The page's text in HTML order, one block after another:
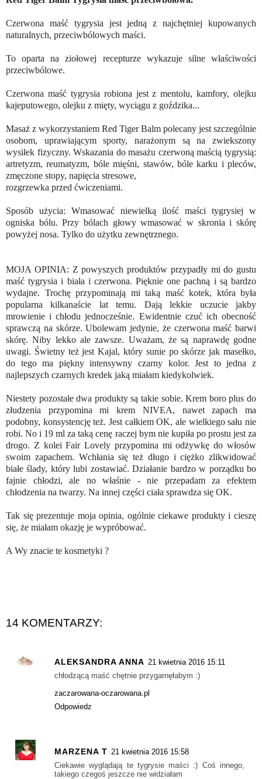
Czerwona maść tygrysia jest jedną z najchętniej kupowanych
naturalnych, przeciwbólowych maści.
To oparta na ziołowej recepturze wykazuje silne właściwości
przeciwbólowe.
Czerwona maść tygrysia robiona jest z mentolu, kamfory, olejku
kajeputowego, olejku z mięty, wyciągu z goździka...
Masaż z wykorzystaniem Red Tiger Balm polecany jest szczególnie
osobom, uprawiającym sporty, narażonym są na zwiekszony
wysiłek fizyczny. Wskazania do masażu czerwoną maścią tygrysią:
artretyzm, reumatyzm, bóle mięśni, stawów, bóle karku i pleców,
zmęczone stopy, napięcia stresowe,
rozgrzewka przed ćwiczeniami.
Sposób użycia: Wmasować niewielką ilość maści tygrysiej w
ogniska bólu. Przy bólach głowy wmasować w skronia i skórę
powyżej nosa. Tylko do użytku zewnętrznego.
MOJA OPINIA: Z powyszych produktów przypadły mi do gustu
maść tygrysia i biała i czerwona. Pięknie one pachną i są bardzo
wydajne. Trochę przypominają mi taką maść kotek, która była
popularna kilkanaście lat temu. Dają lekkie uczucie jakby
mrowienie i chłodu jednocześnie. Ewidentnie czuć ich obecność
sprawczą na skórze. Ubolewam jedynie, że czerwona maść barwi
skórę. Niby lekko ale zawsze. Uważam, że są naprawdę godne
uwagi. Świetny też jest Kajal, który sunie po skórze jak masełko,
do tego ma piękny intensywny czarny kolor. Jest to jedna z
najlepszych czarnych kredek jaką miałam kiedykolwiek.
Niestety pozostałe dwa produkty są takie sobie. Krem boro plus do
złudzenia przypomina mi krem NIVEA, nawet zapach ma
podobny, konsystencję też. Jest całkiem OK, ale wielkiego sału nie
robi. No i 19 ml za taką cenę raczej bym nie kupiła po prostu jest za
drogo. Z kolei Fair Lovely przypomina mi odżywkę do włosów
swoim zapachem. Wchłania się też długo i ciężko zlikwidować
białe ślady, który lubi zostawiać. Działanie bardzo w porządku bo
fajnie chłodzi, ale no właśnie - nie przepadam za efektem
chłodzenia na twarzy. Na innej części ciała sprawdza się OK.
Tak się prezentuje moja opinia, ogólnie ciekawe produkty i cieszę
się, że miałam okazję je wypróbować.
A Wy znacie te kosmetyki ?
14 KOMENTARZY:
ALEKSANDRA ANNA 21 kwietnia 2016 15:11
chłodzącą maść chętnie przygarnęłabym :)
zaczarowana-oczarowana.pl
Odpowiedz
MARZENA T 21 kwietnia 2016 15:58
Ciekawie wyglądają te tygrysie maści :) Coś innego,
takiego czegoś jeszcze nie widziałam